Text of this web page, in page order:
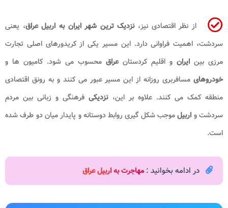
از نظر اقتصادی نیز، نزدیک ترین شهر ایران به اربیل عراق، یعنی
سردشت، اهمیت فراوانی دارد. این مسیر یکی از کریدورهای اصلی تجارت
مرزی بین ایران و اقلیم کردستانعراق محسوب می شود. کامیون ها و
خودروهای مسافربری روزانه از این مسیر عبور می کنند و به رونق اقتصادی
منطقه کمک می کنند. علاوه بر این،نزدیکی فرهنگی و زبانی بین مردم
سردشت و اربیلموجب شکل گیری روابط دوستانه و پایدار میان دو طرف شده
است.
در ادامه بخوانید : مهاجرت به اربیل عراق